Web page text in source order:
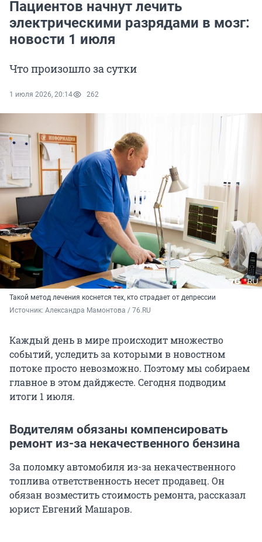
Пациентов начнут лечить
электрическими разрядами в мозг:
новости 1 июля
Что произошло за сутки
1 июля 2026, 20:14 262
Такой метод лечения коснется тех, кто страдает от депрессии
Источник: Александра Мамонтова / 76.RU
Каждый день в мире происходит множество
событий, уследить за которыми в новостном
потоке просто невозможно. Поэтому мы собираем
главное в этом дайджесте. Сегодня подводим
итоги 1 июля.
Водителям обязаны компенсировать
ремонт из-за некачественного бензина
За поломку автомобиля из-за некачественного
топлива ответственность несет продавец. Он
обязан возместить стоимость ремонта, рассказал
юрист Евгений Машаров.